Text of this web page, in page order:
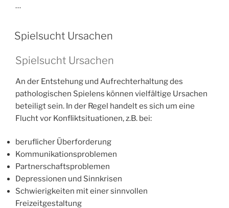
…
V
E
Ö
F
N
T
L
H
T
M
Spielsucht Ursachen
Spielsucht Ursachen
An der Entstehung und Aufrechterhaltung des
pathologischen Spielens können vielfältige Ursachen
beteiligt sein. In der Regel handelt es sich um eine
Flucht vor Konfliktsituationen, z.B. bei:
beruflicher Überforderung
Kommunikationsproblemen
Partnerschaftsproblemen
Depressionen und Sinnkrisen
Schwierigkeiten mit einer sinnvollen
Freizeitgestaltung